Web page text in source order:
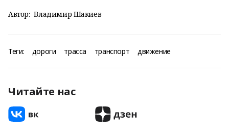
Автор: Владимир Шакиев
Теги: дороги трасса транспорт движение
Читайте нас